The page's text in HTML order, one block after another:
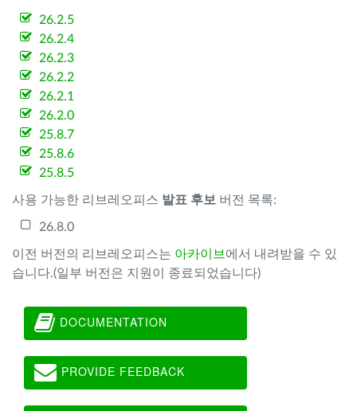
26.2.5
26.2.4
26.2.3
26.2.2
26.2.1
26.2.0
25.8.7
25.8.6
25.8.5
사용 가능한 리브레오피스 발표 후보 버전 목록:
26.8.0
이전 버전의 리브레오피스는 아카이브 에서 내려받을 수 있
습니다.(일부 버전은 지원이 종료되었습니다)
DOCUMENTATION
PROVIDE FEEDBACK